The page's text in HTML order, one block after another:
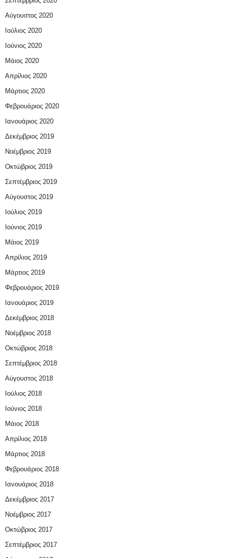
Αύγουστος 2020
Ιούλιος 2020
Ιούνιος 2020
Μάιος 2020
Απρίλιος 2020
Μάρτιος 2020
Φεβρουάριος 2020
Ιανουάριος 2020
Δεκέμβριος 2019
Νοέμβριος 2019
Οκτώβριος 2019
Σεπτέμβριος 2019
Αύγουστος 2019
Ιούλιος 2019
Ιούνιος 2019
Μάιος 2019
Απρίλιος 2019
Μάρτιος 2019
Φεβρουάριος 2019
Ιανουάριος 2019
Δεκέμβριος 2018
Νοέμβριος 2018
Οκτώβριος 2018
Σεπτέμβριος 2018
Αύγουστος 2018
Ιούλιος 2018
Ιούνιος 2018
Μάιος 2018
Απρίλιος 2018
Μάρτιος 2018
Φεβρουάριος 2018
Ιανουάριος 2018
Δεκέμβριος 2017
Νοέμβριος 2017
Οκτώβριος 2017
Σεπτέμβριος 2017